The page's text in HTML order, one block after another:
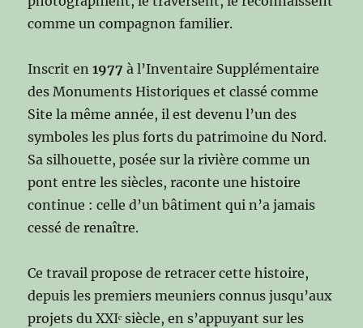
comme un compagnon familier.
Inscrit en1977 à l’Inventaire Supplémentaire
des Monuments Historiques et classé comme
Site la même année, il est devenu l’un des
symboles les plus forts du patrimoine du Nord.
Sa silhouette, posée sur la rivière comme un
pont entre les siècles, raconte une histoire
continue : celle d’un bâtiment qui n’a jamais
cessé de renaître.
Ce travail propose de retracer cette histoire,
depuis les premiers meuniers connus jusqu’aux
projets du XXIᵉ siècle, en s’appuyant sur les